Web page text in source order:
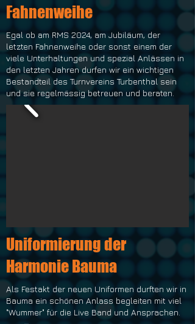
Fahnenweihe
Egal ob am RMS 2024, am Jubiläum, der
letzten Fahnenweihe oder sonst einem der
viele Unterhaltungen und spezial Anlässen in
den letzten Jahren durfen wir ein wichtigen
Bestandteil des Turnvereins Turbenthal sein
und sie regelmässig betreuen und beraten.
Uniformierung der
Harmonie Bauma
Als Festakt der neuen Uniformen durften wir in
Bauma ein schönen Anlass begleiten mit viel
"Wummer" für die Live Band und Ansprachen.